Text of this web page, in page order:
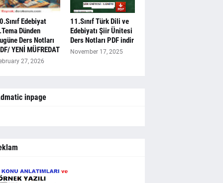
Edebiyat
Dünden
Ders Notları
YENİ MÜFREDAT
27, 2026
11.Sınıf Türk Dili ve
Edebiyatı Şiir Ünitesi
Ders Notları PDF indir
November 17, 2025
inpage